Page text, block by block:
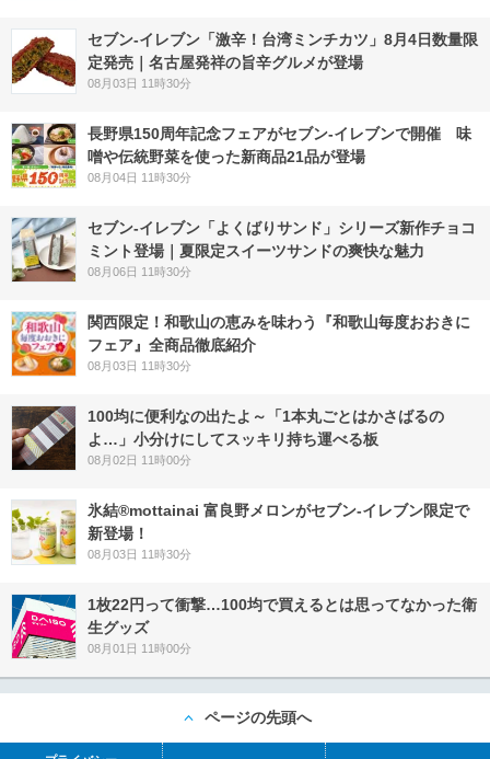
セブン-イレブン「激辛！台湾ミンチカツ」8月4日数量限
定発売｜名古屋発祥の旨辛グルメが登場
08月03日 11時30分
長野県150周年記念フェアがセブン-イレブンで開催 味
噌や伝統野菜を使った新商品21品が登場
08月04日 11時30分
セブン‐イレブン「よくばりサンド」シリーズ新作チョコ
ミント登場｜夏限定スイーツサンドの爽快な魅力
08月06日 11時30分
関西限定！和歌山の恵みを味わう『和歌山毎度おおきに
フェア』全商品徹底紹介
08月03日 11時30分
100均に便利なの出たよ～「1本丸ごとはかさばるの
よ…」小分けにしてスッキリ持ち運べる板
08月02日 11時00分
氷結®mottainai 富良野メロンがセブン‐イレブン限定で
新登場！
08月03日 11時30分
1枚22円って衝撃…100均で買えるとは思ってなかった衛
生グッズ
08月01日 11時00分
ページの先頭へ